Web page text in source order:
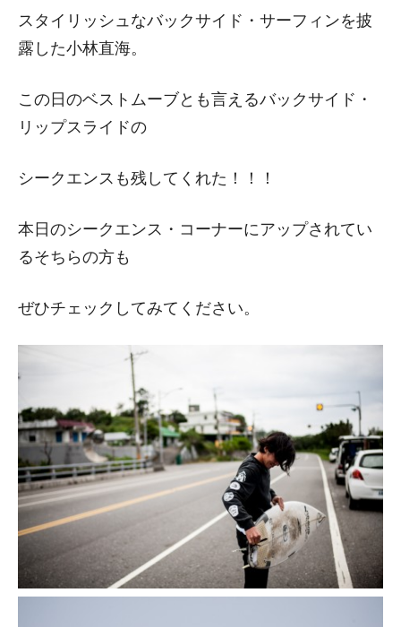
スタイリッシュなバックサイド・サーフィンを披
露した小林直海。
この日のベストムーブとも言えるバックサイド・
リップスライドの
シークエンスも残してくれた！！！
本日のシークエンス・コーナーにアップされてい
るそちらの方も
ぜひチェックしてみてください。